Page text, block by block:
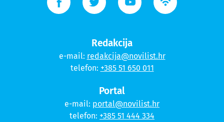
Redakcija
e-mail: redakcija@novilist.hr
telefon: +385 51 650 011
Portal
e-mail: portal@novilist.hr
telefon: +385 51 444 334